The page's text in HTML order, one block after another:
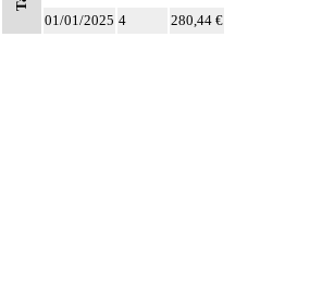
01/01/2025 4 280,44 €